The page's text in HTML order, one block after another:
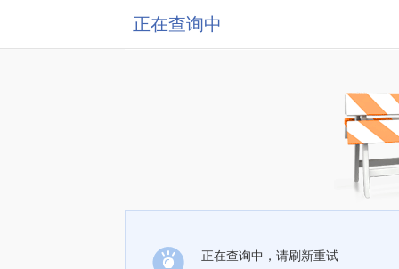
正在查询中
正在查询中，请刷新重试